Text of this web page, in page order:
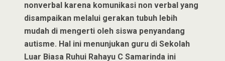
nonverbal karena komunikasi non verbal yang
disampaikan melalui gerakan tubuh lebih
mudah di mengerti oleh siswa penyandang
autisme. Hal ini menunjukan guru di Sekolah
Luar Biasa Ruhui Rahayu C Samarinda ini